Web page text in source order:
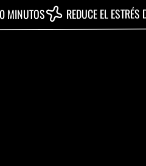
REDUCE EL ESTRÉS DIARIO